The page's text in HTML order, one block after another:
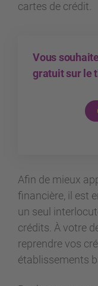
cartes de crédit.
Vous
gratuit sur le
Afin de mieux
financière, il est
un seul
crédits. À votre
reprendre vos
établissements